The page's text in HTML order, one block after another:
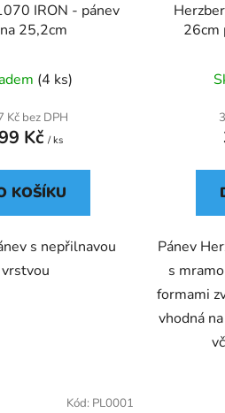
IRON - pánev
25,2cm
(4 ks)
Kč bez DPH
Kč/ ks
KOŠÍKU
s nepřilnavou
vrstvou
26cm
Pánev
s
formami
vhodná
Kód: PL0001